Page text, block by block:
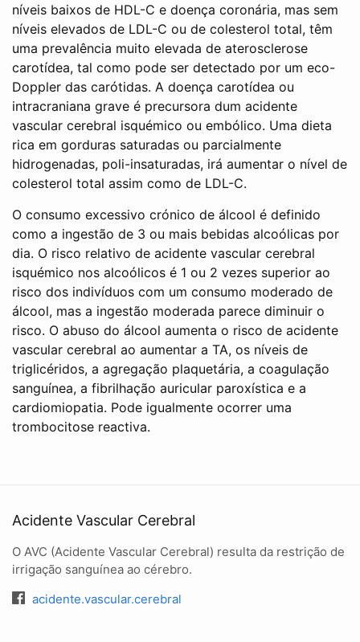
níveis baixos de HDL-C e doença coronária, mas sem
níveis elevados de LDL-C ou de colesterol total, têm
uma prevalência muito elevada de aterosclerose
carotídea, tal como pode ser detectado por um eco-
Doppler das carótidas. A doença carotídea ou
intracraniana grave é precursora dum acidente
vascular cerebral isquémico ou embólico. Uma dieta
rica em gorduras saturadas ou parcialmente
hidrogenadas, poli-insaturadas, irá aumentar o nível de
colesterol total assim como de LDL-C.
O consumo excessivo crónico de álcool é definido
como a ingestão de 3 ou mais bebidas alcoólicas por
dia. O risco relativo de acidente vascular cerebral
isquémico nos alcoólicos é 1 ou 2 vezes superior ao
risco dos indivíduos com um consumo moderado de
álcool, mas a ingestão moderada parece diminuir o
risco. O abuso do álcool aumenta o risco de acidente
vascular cerebral ao aumentar a TA, os níveis de
triglicéridos, a agregação plaquetária, a coagulação
sanguínea, a fibrilhação auricular paroxística e a
cardiomiopatia. Pode igualmente ocorrer uma
trombocitose reactiva.
Acidente Vascular Cerebral
O AVC (Acidente Vascular Cerebral) resulta da restrição de
irrigação sanguínea ao cérebro.
acidente.vascular.cerebral